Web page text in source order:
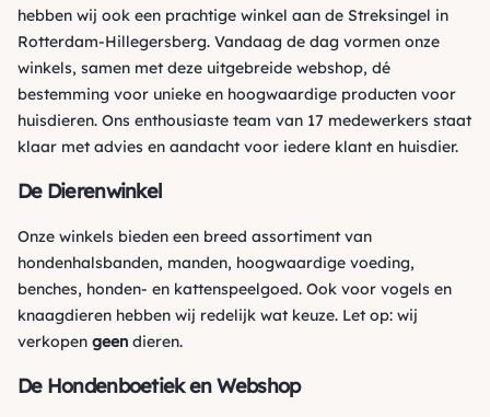
hebben wij ook een prachtige winkel aan de Streksingel in
Rotterdam-Hillegersberg. Vandaag de dag vormen onze
winkels, samen met deze uitgebreide webshop, dé
bestemming voor unieke en hoogwaardige producten voor
huisdieren. Ons enthousiaste team van 17 medewerkers staat
klaar met advies en aandacht voor iedere klant en huisdier.
De Dierenwinkel
Onze winkels bieden een breed assortiment van
hondenhalsbanden, manden, hoogwaardige voeding,
benches, honden- en kattenspeelgoed. Ook voor vogels en
knaagdieren hebben wij redelijk wat keuze. Let op: wij
verkopen geen dieren.
De Hondenboetiek en Webshop